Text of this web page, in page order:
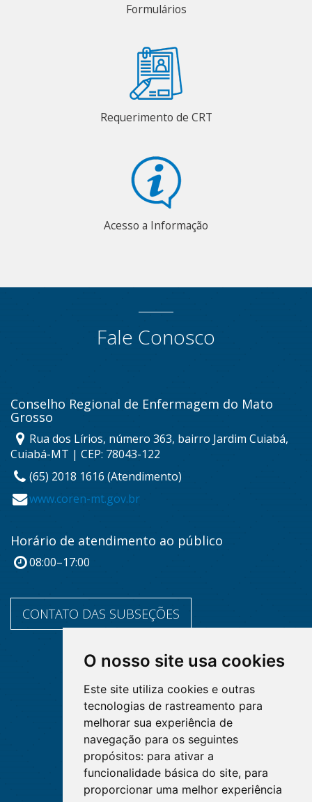
O nosso site usa cookies
Este site utiliza cookies e outras
tecnologias de rastreamento para
melhorar sua experiência de
navegação para os seguintes
propósitos: para ativar a
funcionalidade básica do site, para
proporcionar uma melhor experiência
Formulários
Requerimento de CRT
Acesso a Informação
Fale Conosco
Conselho Regional de Enfermagem do Mato
Grosso
Rua dos Lírios, número 363, bairro Jardim Cuiabá,
Cuiabá-MT | CEP: 78043-122
(65) 2018 1616 (Atendimento)
www.coren-mt.gov.br
Horário de atendimento ao público
08:00–17:00
CONTATO DAS SUBSEÇÕES